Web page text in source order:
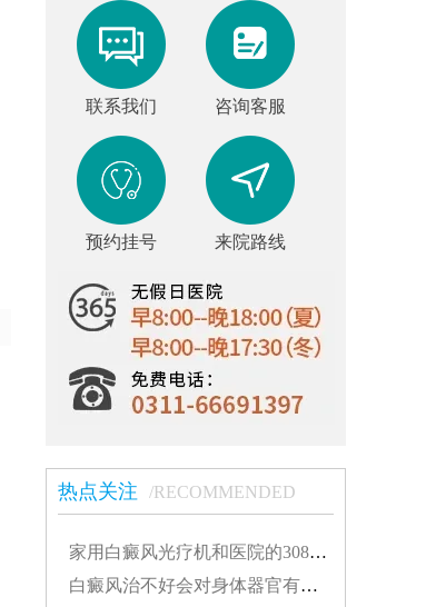
联系我们 咨询客服
预约挂号 来院路线
热点关注 /RECOMMENDED
家用白癜风光疗机和医院的308有什么不同...
白癜风治不好会对身体器官有影响吗...